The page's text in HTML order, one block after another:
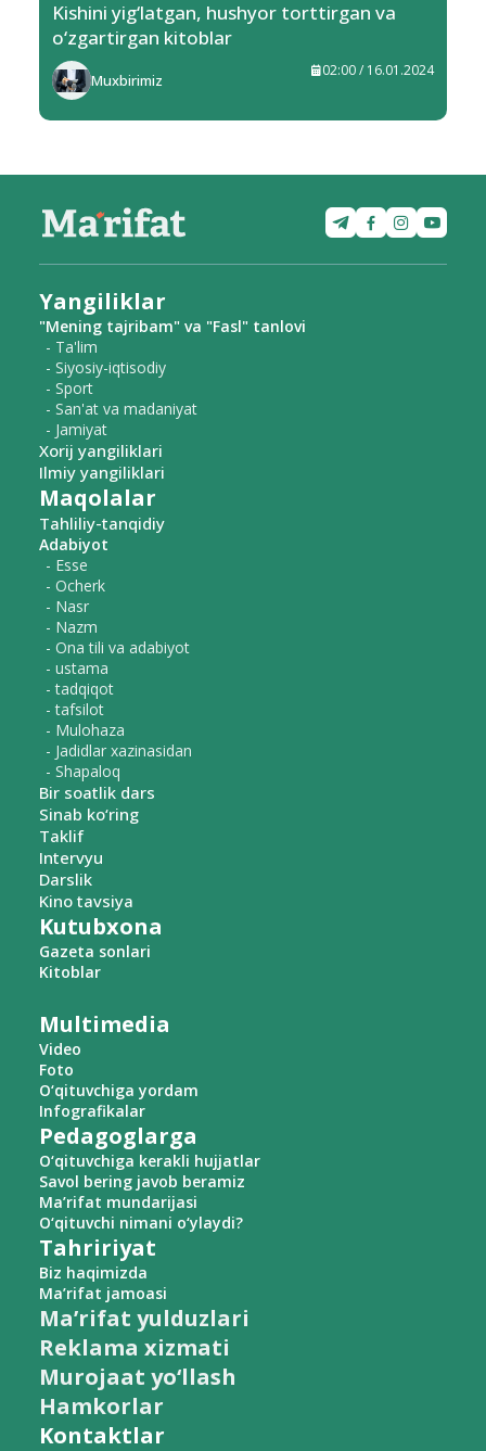
Kishini yig‘latgan, hushyor torttirgan va
o‘zgartirgan kitoblar
Muxbirimiz
02:00 / 16.01.2024
Yangiliklar
"Mening tajribam" va "Fasl" tanlovi
- Ta'lim
- Siyosiy-iqtisodiy
- Sport
- San'at va madaniyat
- Jamiyat
Xorij yangiliklari
Ilmiy yangiliklari
Maqolalar
Tahliliy-tanqidiy
Adabiyot
- Esse
- Ocherk
- Nasr
- Nazm
- Ona tili va adabiyot
- ustama
- tadqiqot
- tafsilot
- Mulohaza
- Jadidlar xazinasidan
- Shapaloq
Bir soatlik dars
Sinab ko‘ring
Taklif
Intervyu
Darslik
Kino tavsiya
Kutubxona
Gazeta sonlari
Kitoblar
Multimedia
Video
Foto
O‘qituvchiga yordam
Infografikalar
Pedagoglarga
O‘qituvchiga kerakli hujjatlar
Savol bering javob beramiz
Ma’rifat mundarijasi
O‘qituvchi nimani o‘ylaydi?
Tahririyat
Biz haqimizda
Ma’rifat jamoasi
Ma’rifat yulduzlari
Reklama xizmati
Murojaat yo‘llash
Hamkorlar
Kontaktlar